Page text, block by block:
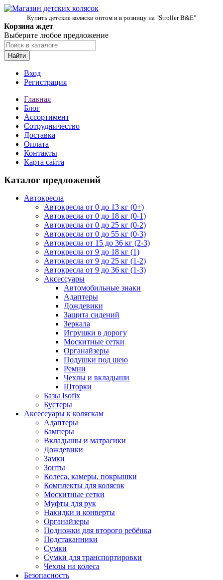
Купить детские коляски оптом и в розницу на "Stroller B&E"
Корзина ждет
Выберите любое предложение
Найти
Вход
Регистрация
Главная
Блог
Ассортимент
Сотрудничество
Доставка
Оплата
Контакты
Карта сайта
Каталог предложений
Автокресла
Автокресла от 0 до 13 кг (0+)
Автокресла от 0 до 18 кг (0-1)
Автокресла от 0 до 25 кг (0-2)
Автокресла от 0 до 55 кг (0-3)
Автокресла от 15 до 36 кг (2-3)
Автокресла от 9 до 18 кг (1)
Автокресла от 9 до 25 кг (1-2)
Автокресла от 9 до 36 кг (1-3)
Аксессуары
Автомобильные знаки
Адаптеры
Дождевики
Защита сидений
Зеркала
Игрушки в дорогу
Москитные сетки
Органайзеры
Подушки под шею
Ремни
Чехлы и вкладыши
Шторки
Базы Isofix
Бустеры
Аксессуары к коляскам
Адаптеры
Бамперы
Вкладышы и матрасики
Дождевики
Замки
Зонты
Колеса, камеры, покрышки
Комплекты для колясок
Москитные сетки
Муфты для рук
Накидки и конверты
Органайзеры
Подножки для второго ребёнка
Подстаканники
Сумки
Сумки для транспортировки
Чехлы на колеса
Безопасность